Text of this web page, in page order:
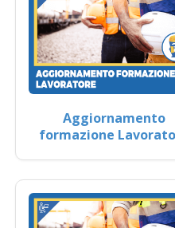
Aggiornamento
formazione